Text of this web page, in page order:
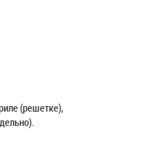
(решетке),